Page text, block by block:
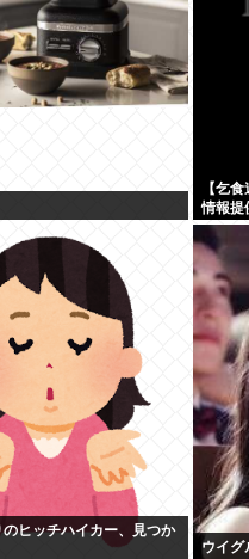
【乞
情報提
のヒッチハイカー、見つか
ウイグ